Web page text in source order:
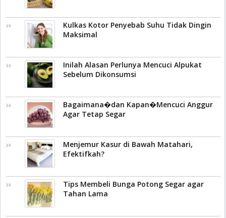
Kulkas Kotor Penyebab Suhu Tidak Dingin
Maksimal
Inilah Alasan Perlunya Mencuci Alpukat
Sebelum Dikonsumsi
Bagaimana�dan Kapan�Mencuci Anggur
Agar Tetap Segar
Menjemur Kasur di Bawah Matahari,
Efektifkah?
Tips Membeli Bunga Potong Segar agar
Tahan Lama